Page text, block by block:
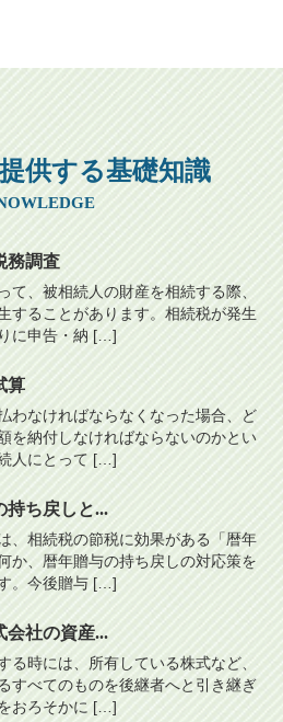
供する基礎知識
務調査
て、被相続人の財産を相続する際、
することがあります。相続税が発生
に申告・納 […]
算
わなければならなくなった場合、ど
を納付しなければならないのかとい
人にとって […]
持ち戻しと...
、相続税の節税に効果がある「暦年
か、暦年贈与の持ち戻しの対応策を
。今後贈与 […]
会社の資産...
る時には、所有している株式など、
すべてのものを後継者へと引き継ぎ
おろそかに […]